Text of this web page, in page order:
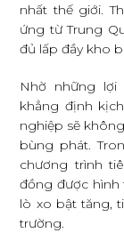
nhất thế giới.
ứng từ Trung
đủ lấp đầy kho
Nhờ những lợi
khẳng định
nghiệp sẽ
bùng phát.
chương trình
đồng được hình
lò xo bật tăng,
trường.